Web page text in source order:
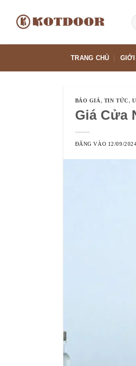
dung
TRANG CHỦ GIỚI
BÁO GIÁ, TIN TỨC,
Giá Cửa
ĐĂNG VÀO 12/09/